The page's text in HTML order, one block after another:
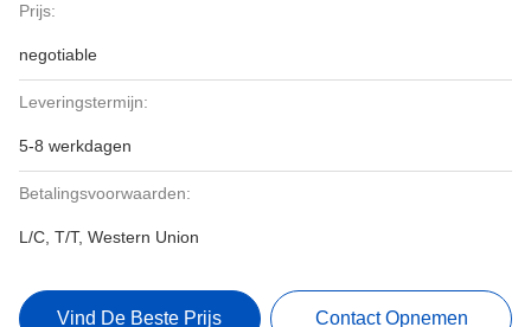
Prijs:
negotiable
Leveringstermijn:
5-8 werkdagen
Betalingsvoorwaarden:
L/C, T/T, Western Union
Vind De Beste Prijs Contact Opnemen